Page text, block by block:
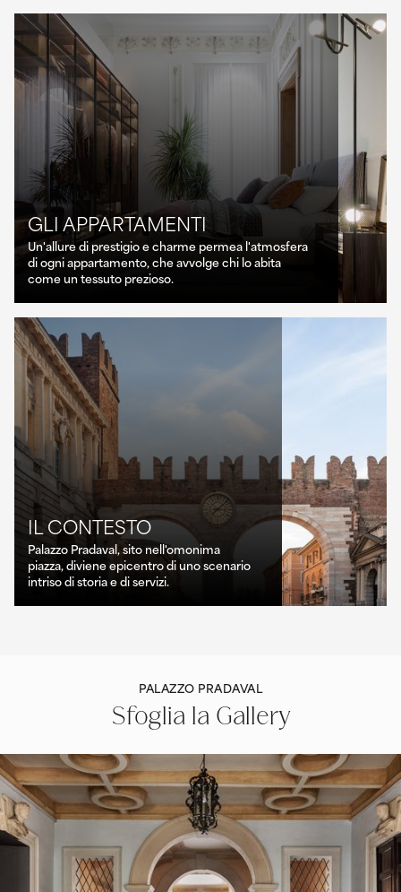
GLI APPARTAMENTI
Un'allure di prestigio e charme permea l'atmosfera
di ogni appartamento, che avvolge chi lo abita
come un tessuto prezioso.
IL CONTESTO
Palazzo Pradaval, sito nell'omonima
piazza, diviene epicentro di uno scenario
intriso di storia e di servizi.
PALAZZO PRADAVAL
Sfoglia la Gallery